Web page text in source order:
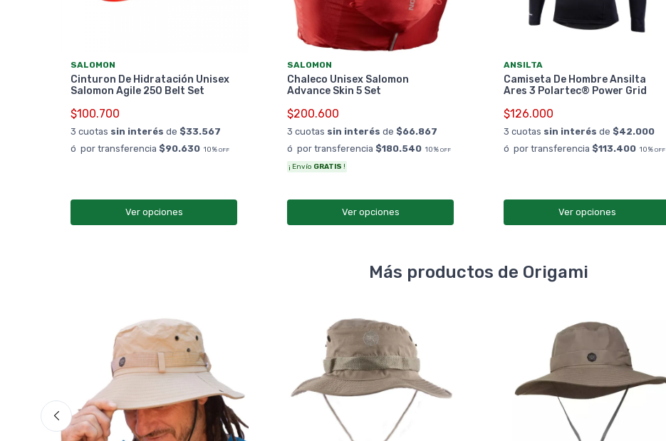
SALOMON
Cinturon De Hidratación Unisex
Salomon Agile 250 Belt Set
$100.700
3 cuotas sin interés de $33.567
ó por transferencia $90.630 10% OFF
Ver opciones
SALOMON
Chaleco Unisex Salomon
Advance Skin 5 Set
$200.600
3 cuotas sin interés de $66.867
ó por transferencia $180.540 10% OFF
¡ Envío GRATIS !
Ver opciones
ANSILTA
Camiseta De Hombre Ansilta
Ares 3 Polartec® Power Grid
$126.000
3 cuotas sin interés de $42.000
ó por transferencia $113.400 10% OFF
Ver opciones
Más productos de Origami